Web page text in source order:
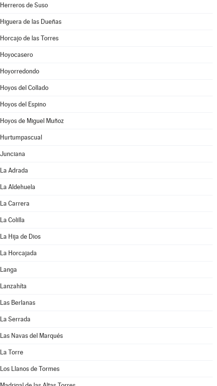
Herreros de Suso
Higuera de las Dueñas
Horcajo de las Torres
Hoyocasero
Hoyorredondo
Hoyos del Collado
Hoyos del Espino
Hoyos de Miguel Muñoz
Hurtumpascual
Junciana
La Adrada
La Aldehuela
La Carrera
La Colilla
La Hija de Dios
La Horcajada
Langa
Lanzahíta
Las Berlanas
La Serrada
Las Navas del Marqués
La Torre
Los Llanos de Tormes